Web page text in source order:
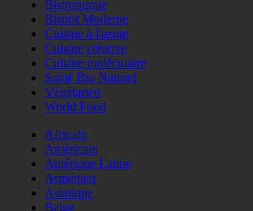
Bistronomie
Bistrot Moderne
Cuisine à l'azote
Cuisine créative
Cuisine moléculaire
Santé Bio Naturel
Végétarien
World Food
Africain
Américain
Amérique Latine
Arménien
Asiatique
Belge